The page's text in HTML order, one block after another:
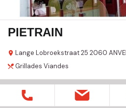
PIETRAIN
Lange Lobroekstraat25 2060
Grillades Viandes